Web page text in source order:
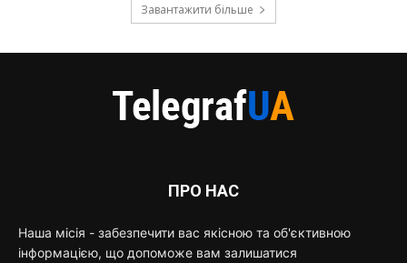
Завантажити більше
ПРО НАС
Наша місія - забезпечити вас якісною та об'єктивною
інформацією, що допоможе вам залишатися